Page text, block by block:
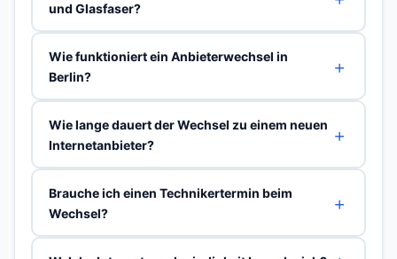
und Glasfaser?
Wie funktioniert ein Anbieterwechsel in
Berlin?
Wie lange dauert der Wechsel zu einem neuen
Internetanbieter?
Brauche ich einen Technikertermin beim
Wechsel?